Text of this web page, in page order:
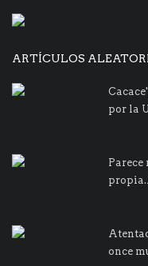
ARTÍCULOS
por la
once